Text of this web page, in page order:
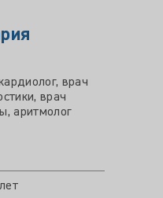
врач
врач
аритмолог